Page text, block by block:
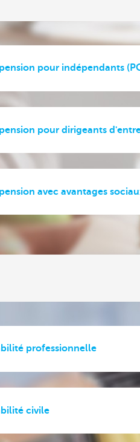
pour indépendants
pour dirigeants
avec avantages
professionnelle
civile